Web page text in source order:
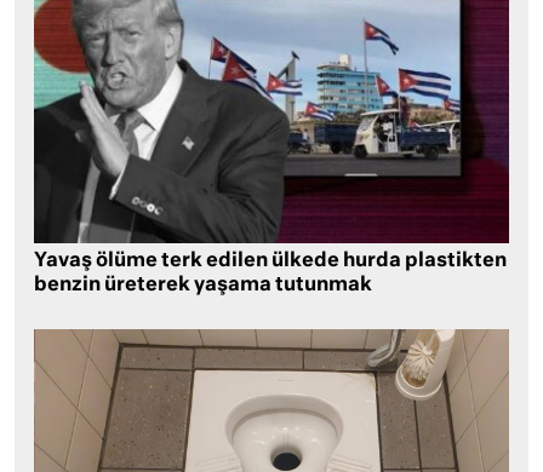
Yavaş ölüme terk edilen ülkede hurda plastikten
benzin üreterek yaşama tutunmak